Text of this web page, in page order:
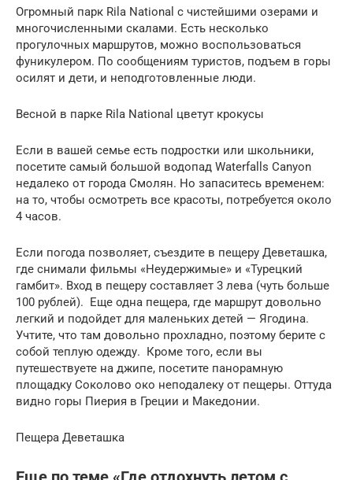
Огромный парк Rila National с чистейшими озерами и
многочисленными скалами. Есть несколько
прогулочных маршрутов, можно воспользоваться
фуникулером. По сообщениям туристов, подъем в горы
осилят и дети, и неподготовленные люди.
Весной в парке Rila National цветут крокусы
Если в вашей семье есть подростки или школьники,
посетите самый большой водопад Waterfalls Canyon
недалеко от города Смолян. Но запаситесь временем:
на то, чтобы осмотреть все красоты, потребуется около
4 часов.
Если погода позволяет, съездите в пещеру Деветашка,
где снимали фильмы «Неудержимые» и «Турецкий
гамбит». Вход в пещеру составляет 3 лева (чуть больше
100 рублей). Еще одна пещера, где маршрут довольно
легкий и подойдет для маленьких детей — Ягодина.
Учтите, что там довольно прохладно, поэтому берите с
собой теплую одежду. Кроме того, если вы
путешествуете на джипе, посетите панорамную
площадку Соколово око неподалеку от пещеры. Оттуда
видно горы Пиерия в Греции и Македонии.
Пещера Деветашка